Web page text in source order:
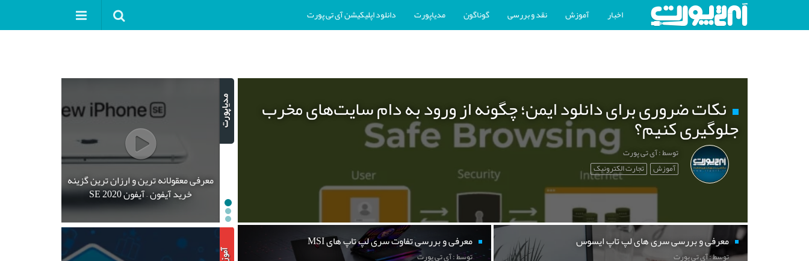
اخبار آموزش نقد و بررسی گوناگون مدیاپورت دانلود اپلیکیشن آی تی پورت
نکات ضروری برای دانلود ایمن؛ چگونه از ورود به دام سایت‌های مخرب
جلوگیری کنیم؟
توسط : آی تی پورت
آموزش تجارت الکترونیک
معرفی و بررسی سری های لپ تاپ ایسوس
توسط : آی تی پورت
معرفی و بررسی تفاوت سری لپ تاپ های MSI
توسط : آی تی پورت
معرفی معقولانه ترین و ارزان ترین گزینه
خرید آیفون – آیفون SE 2020